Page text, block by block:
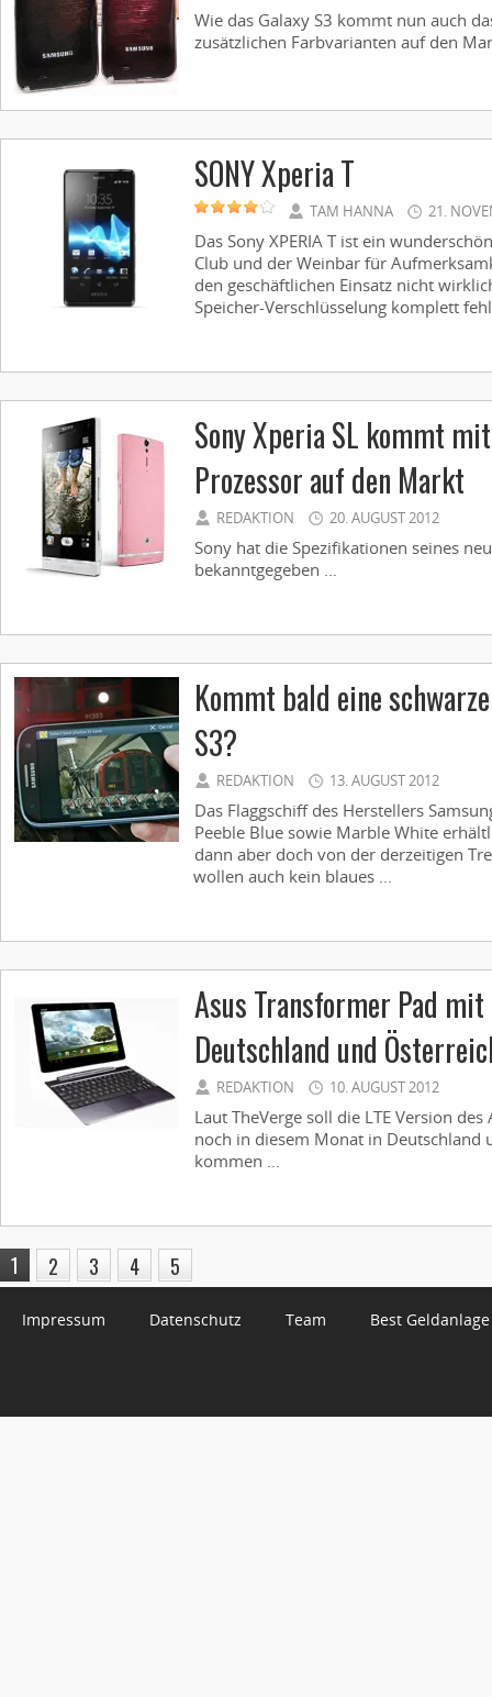
Wie das Galaxy S3 kommt nun auch
zusätzlichen Farbvarianten auf den
SONY Xperia T
TAM HANNA 21.
Das Sony XPERIA T ist ein
Club und der Weinbar für
den geschäftlichen Einsatz nicht
Speicher-Verschlüsselung komplett
Sony Xperia SL kommt
Prozessor auf den Markt
REDAKTION 20. AUGUST 2012
Sony hat die Spezifikationen seines
bekanntgegeben ...
Kommt bald eine
S3?
REDAKTION 13. AUGUST 2012
Das Flaggschiff des Herstellers
Peeble Blue sowie Marble White
dann aber doch von der derzeitigen
wollen auch kein blaues ...
Asus Transformer Pad
Deutschland und
REDAKTION 10. AUGUST 2012
Laut TheVerge soll die LTE Version
noch in diesem Monat in Deutschland
kommen ...
1 2 3 4 5
Impressum Datenschutz Team Best Geldanlage